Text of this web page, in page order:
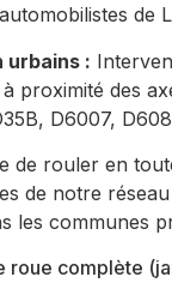
de
urbains :
proximité des
D6007,
de rouler en
de notre
les communes
roue complète